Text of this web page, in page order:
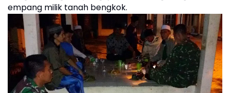
empang milik tanah bengkok.